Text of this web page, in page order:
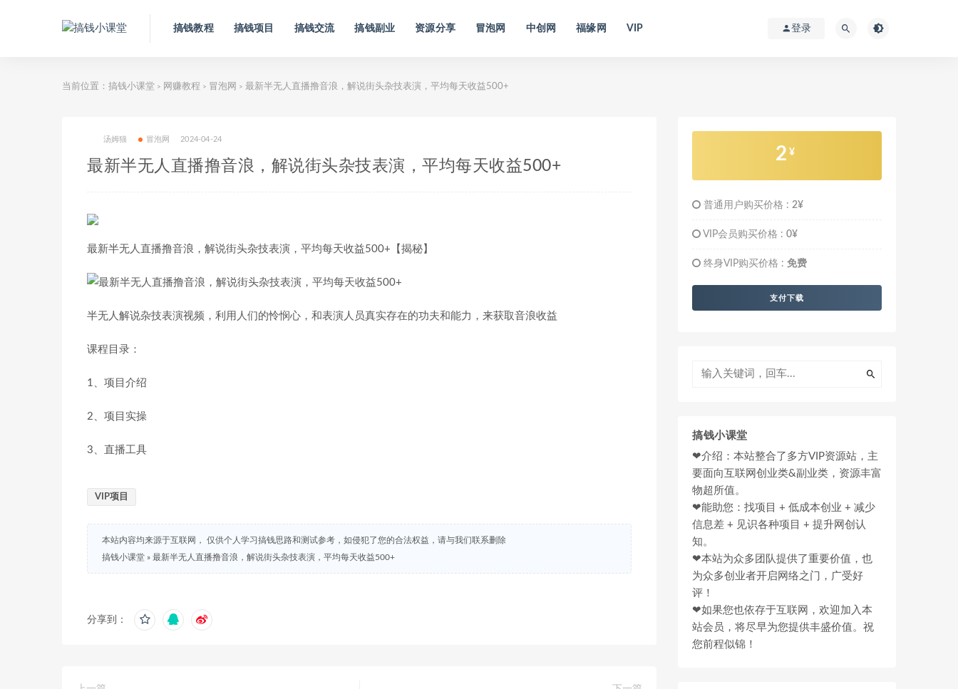
搞钱教程 搞钱项目 搞钱交流 搞钱副业 资源分享 冒泡网 中创网 福缘网 VIP 登录
当前位置： 搞钱小课堂 > 网赚教程 > 冒泡网 > 最新半无人直播撸音浪，解说街头杂技表演，平均每天收益500+
汤姆猫 冒泡网 2024-04-24
最新半无人直播撸音浪，解说街头杂技表演，平均每天收益500+
最新半无人直播撸音浪，解说街头杂技表演，平均每天收益500+【揭秘】
半无人解说杂技表演视频，利用人们的怜悯心，和表演人员真实存在的功夫和能力，来获取音浪收益
课程目录：
1、项目介绍
2、项目实操
3、直播工具
VIP项目
本站内容均来源于互联网， 仅供个人学习搞钱思路和测试参考，如侵犯了您的合法权益，请与我们联系删除
搞钱小课堂 » 最新半无人直播撸音浪，解说街头杂技表演，平均每天收益500+
分享到：
2 ¥
普通用户购买价格 : 2¥
VIP会员购买价格 : 0¥
终身VIP购买价格 : 免费
支付下载
搞钱小课堂
❤介绍：本站整合了多方VIP资源站，主
要面向互联网创业类&副业类，资源丰富
物超所值。
❤能助您：找项目 + 低成本创业 + 减少
信息差 + 见识各种项目 + 提升网创认
知。
❤本站为众多团队提供了重要价值，也
为众多创业者开启网络之门，广受好
评！
❤如果您也依存于互联网，欢迎加入本
站会员，将尽早为您提供丰盛价值。祝
您前程似锦！